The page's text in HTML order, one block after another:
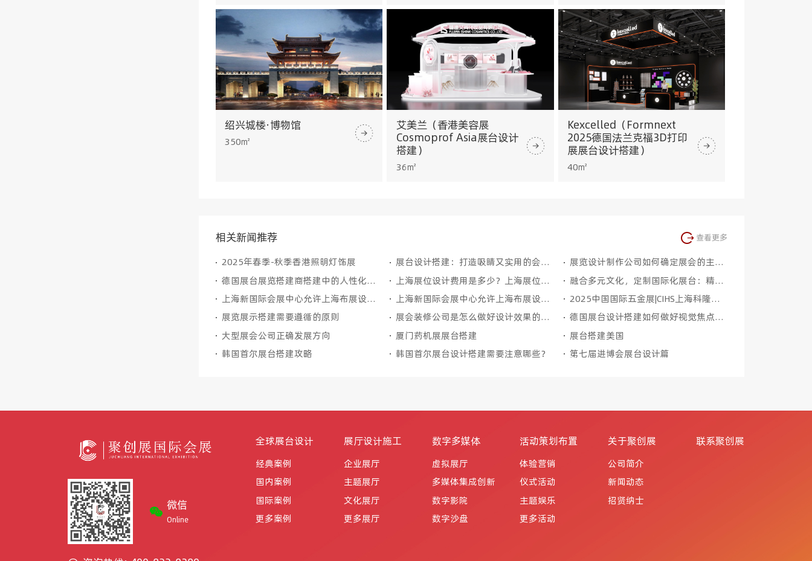
绍兴城楼·博物馆
350㎡
艾美兰（香港美容展
Cosmoprof Asia展台设计
搭建）
36㎡
Kexcelled（Formnext
2025德国法兰克福3D打印
展展台设计搭建）
40㎡
相关新闻推荐 查看更多
2025年春季-秋季香港照明灯饰展 展台设计搭建：打造吸睛又实用的会展空间
展览设计制作公司如何确定展会的主题和预算？
德国展台展览搭建商搭建中的人性化设计有哪些？
上海展位设计费用是多少？上海展位设计搭建标准
融合多元文化，定制国际化展台：精准满足需求，共创顶尖展示体
上海新国际会展中心允许上海布展设计公司使用哪些类型的展位搭建材料？
上海新国际会展中心允许上海布展设计公司使用哪些类型的展位搭建材料？
2025中国国际五金展|CIHS上海科隆五金展什么时候开展
展览展示搭建需要遵循的原则
展会装修公司是怎么做好设计效果的，从哪几点入手
德国展台设计搭建如何做好视觉焦点，要注意什么
大型展会公司正确发展方向
厦门药机展展台搭建
展台搭建美国
韩国首尔展台搭建攻略
韩国首尔展台设计搭建需要注意哪些？ 第七届进博会展台设计篇
微信
Online
全球展台设计
经典案例
国内案例
国际案例
更多案例
展厅设计施工
企业展厅
主题展厅
文化展厅
更多展厅
数字多媒体
虚拟展厅
多媒体集成创新
数字影院
数字沙盘
活动策划布置
体验营销
仪式活动
主题娱乐
更多活动
关于聚创展
公司简介
新闻动态
招贤纳士
联系聚创展